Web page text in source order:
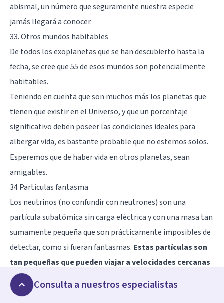
abismal, un número que seguramente nuestra especie
jamás llegará a conocer.
33. Otros mundos habitables
De todos los exoplanetas que se han descubierto hasta la
fecha, se cree que 55 de esos mundos son potencialmente
habitables.
Teniendo en cuenta que son muchos más los planetas que
tienen que existir en el Universo, y que un porcentaje
significativo deben poseer las condiciones ideales para
albergar vida, es bastante probable que no estemos solos.
Esperemos que de haber vida en otros planetas, sean
amigables.
34 Partículas fantasma
Los neutrinos (no confundir con neutrones) son una
partícula subatómica sin carga eléctrica y con una masa tan
sumamente pequeña que son prácticamente imposibles de
detectar, como si fueran fantasmas. Estas partículas son
tan pequeñas que pueden viajar a velocidades cercanas
a las de la luz
neutrinos atraviesan cada centímetro cuadrado de nuestro
Consulta a nuestros especialistas